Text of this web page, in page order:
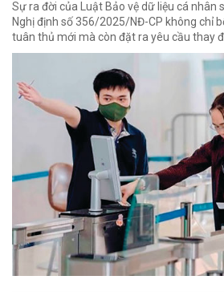
Sự ra đời của Luật Bảo vệ dữ liệu cá nhân
Nghị định số 356/2025/NĐ-CP không chỉ
tuân thủ mới mà còn đặt ra yêu cầu thay